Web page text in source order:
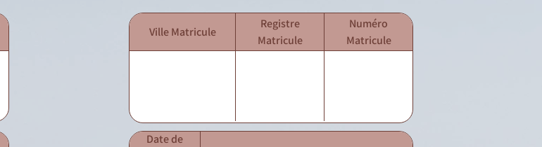
Ville Matricule
Registre
Matricule
Numéro
Matricule
Date de